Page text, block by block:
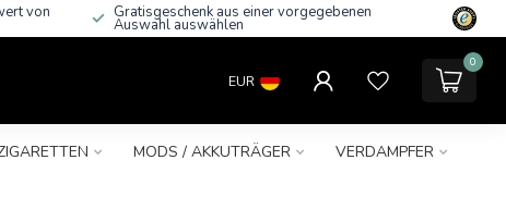
von Gratisgeschenk aus einer vorgegebenen
Auswahl auswählen
EUR
0
MODS / AKKUTRÄGER VERDAMPFER